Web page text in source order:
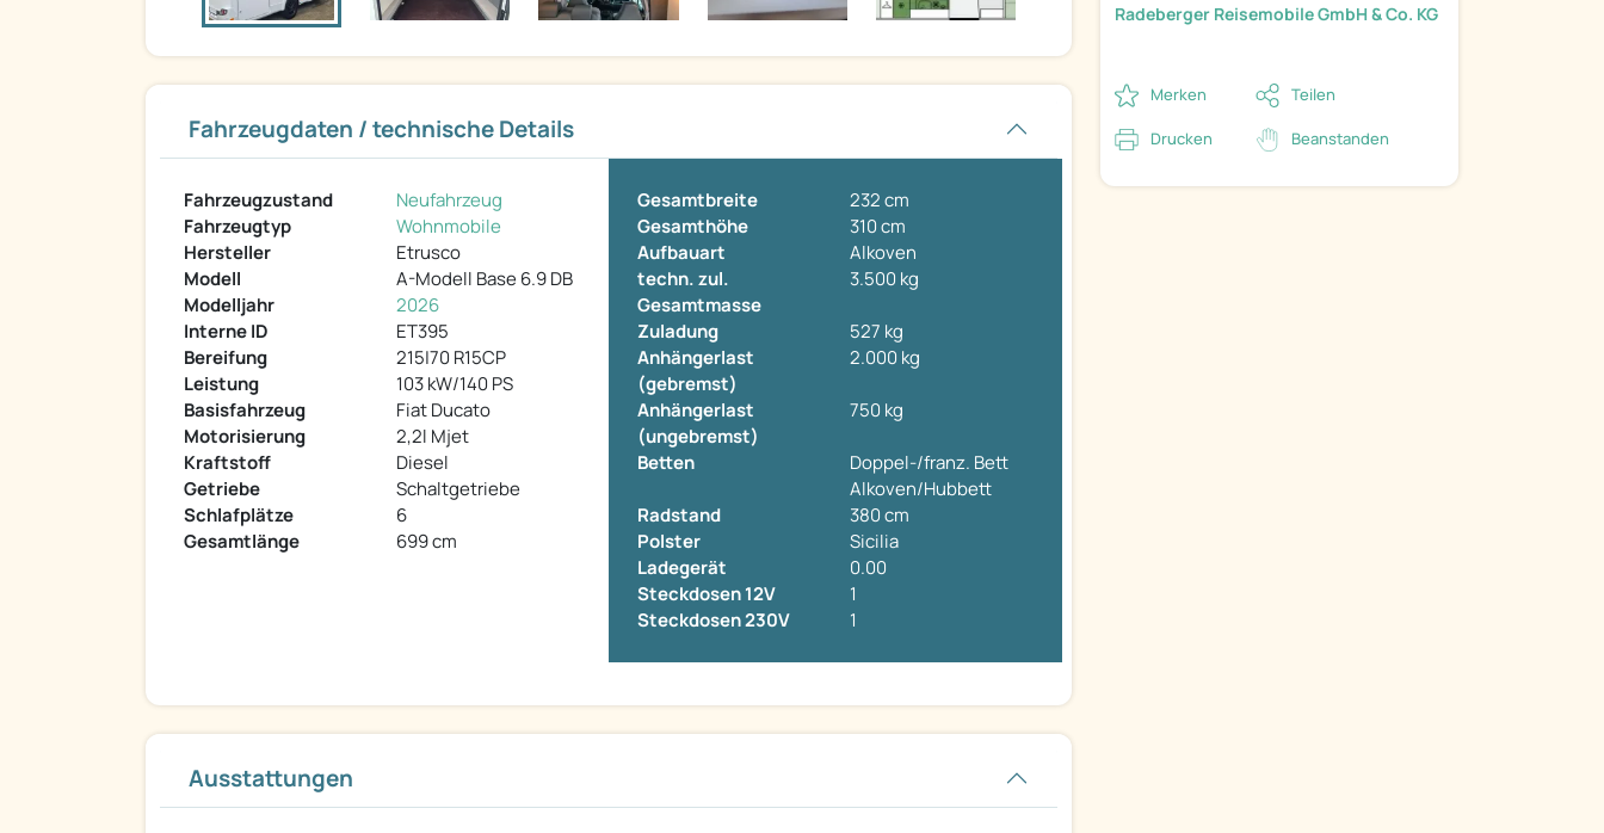
Fahrzeugdaten / technische Details
Fahrzeugzustand
Neufahrzeug
Fahrzeugtyp
Wohnmobile
Hersteller
Etrusco
Modell
A-Modell Base 6.9 DB
Modelljahr
2026
Interne ID
ET395
Bereifung
215|70 R15CP
Leistung
103 kW/140 PS
Basisfahrzeug
Fiat Ducato
Motorisierung
2,2l Mjet
Kraftstoff
Diesel
Getriebe
Schaltgetriebe
Schlafplätze
6
Gesamtlänge
699 cm
Gesamtbreite
232 cm
Gesamthöhe
310 cm
Aufbauart
Alkoven
techn. zul.
Gesamtmasse
3.500 kg
Zuladung
527 kg
Anhängerlast
(gebremst)
2.000 kg
Anhängerlast
(ungebremst)
750 kg
Betten
Doppel-/franz. Bett
Alkoven/Hubbett
Radstand
380 cm
Polster
Sicilia
Ladegerät
0.00
Steckdosen 12V
1
Steckdosen 230V
1
Ausstattungen
Radeberger Reisemobile GmbH & Co. KG
Merken Teilen
Drucken Beanstanden